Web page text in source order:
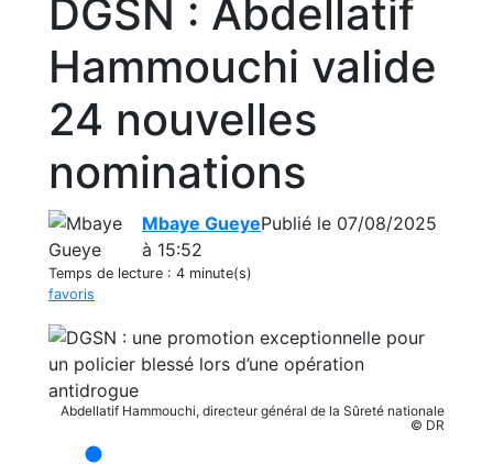
DGSN : Abdellatif
Hammouchi valide
24 nouvelles
nominations
Mbaye GueyePublié le 07/08/2025
à 15:52
Temps de lecture : 4 minute(s)
favoris
Abdellatif Hammouchi, directeur général de la Sûreté nationale
© DR